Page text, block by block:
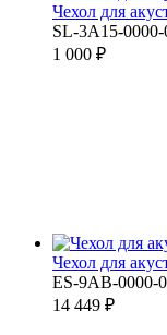
Чехол для
SL-3A15-0000-
1 000 ₽
Чехол для
ES-9АВ-0000-
14 449 ₽